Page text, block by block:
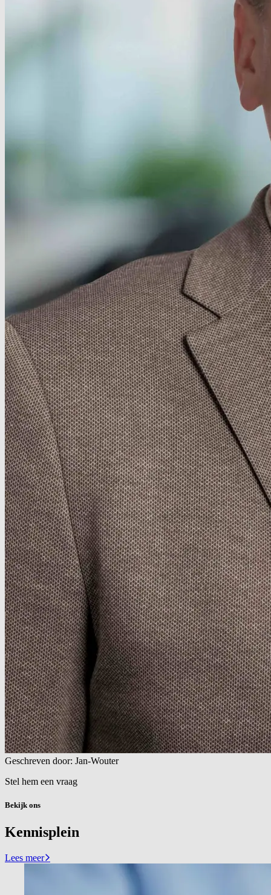
Geschreven door: Jan-Wouter
Stel hem een vraag
Bekijk ons
Kennisplein
Lees meer